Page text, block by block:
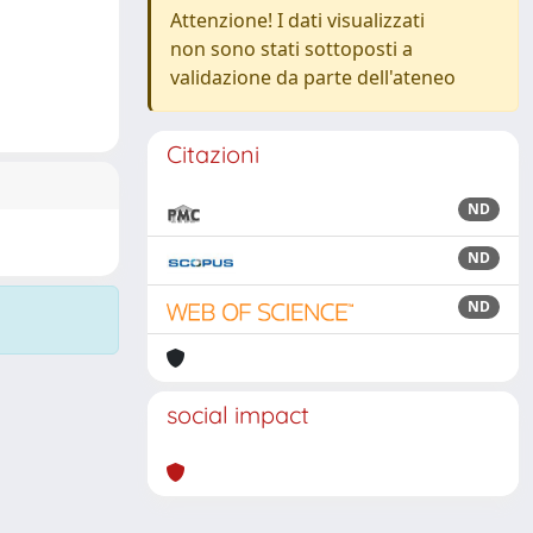
Attenzione! I dati visualizzati
non sono stati sottoposti a
validazione da parte dell'ateneo
Citazioni
ND
ND
ND
social impact